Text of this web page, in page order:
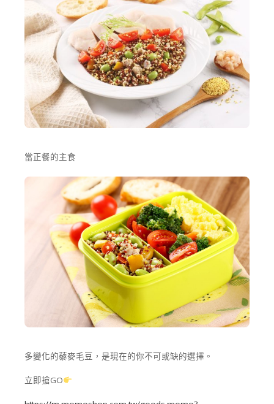
當正餐的主食
多變化的藜麥毛豆，是現在的你不可或缺的選擇。
立即搶GO